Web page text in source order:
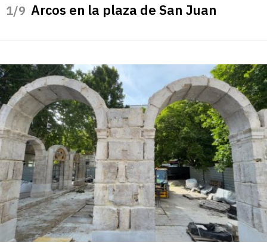
/9 Arcos en la plaza de San Juan